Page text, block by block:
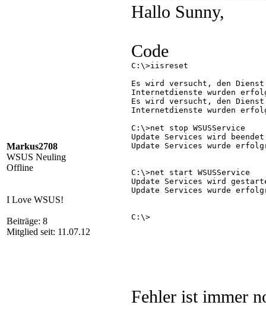
Markus2708
WSUS Neuling
Offline
I Love WSUS!
Beiträge: 8
Mitglied seit: 11.07.12
Hallo Sunny,
Code
C:\>iisreset
Es wird versucht, den
Internetdienste wurden
Es wird versucht, den
Internetdienste wurden
C:\>net stop WSUSService
Update Services wird
Update Services wurde
C:\>net start WSUSService
Update Services wird
Update Services wurde
C:\>
Fehler ist immer